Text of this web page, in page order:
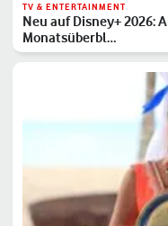
TV & ENTERTAINMENT
Neu auf Disney+ 2026:
Monatsüberbl…